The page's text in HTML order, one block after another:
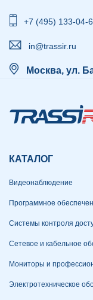
+7 (495) 133-04-
in@trassir.ru
Москва, ул.
КАТАЛОГ
Видеонаблюдение
Программное
Системы контроля
Сетевое и кабельное
Мониторы и
Электротехническое